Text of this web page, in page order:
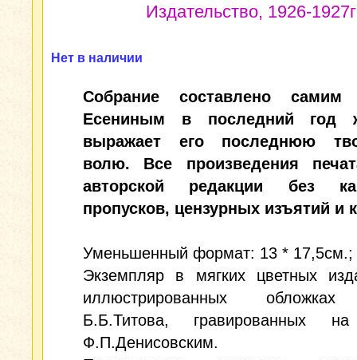
Издательство, 1926-
Нет в наличии
Собрание составлено самим
Есениным в последний год
выражает его последнюю
волю. Все произведения
авторской редакции без
пропусков, цензурных изъятий и
Уменьшенный формат: 13 * 17,5см.;
Экземпляр в мягких цветных
иллюстрированных
Б.Б.Титова, гравированных
Ф.П.Денисовским.